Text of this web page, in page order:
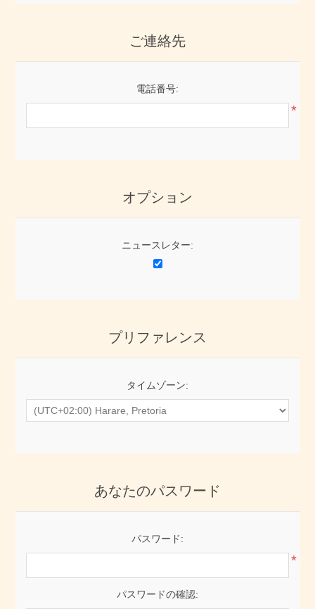
ご連絡先
電話番号:
*
オプション
ニュースレター:
プリファレンス
タイムゾーン:
あなたのパスワード
パスワード:
*
パスワードの確認: